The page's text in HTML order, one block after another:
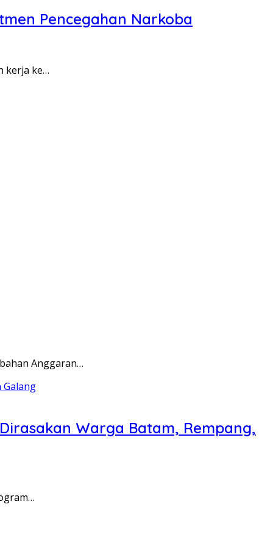
Pencegahan Narkoba
kerja ke…
Anggaran…
Warga Batam, Rempang,